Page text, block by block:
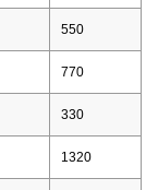
550
770
330
1320